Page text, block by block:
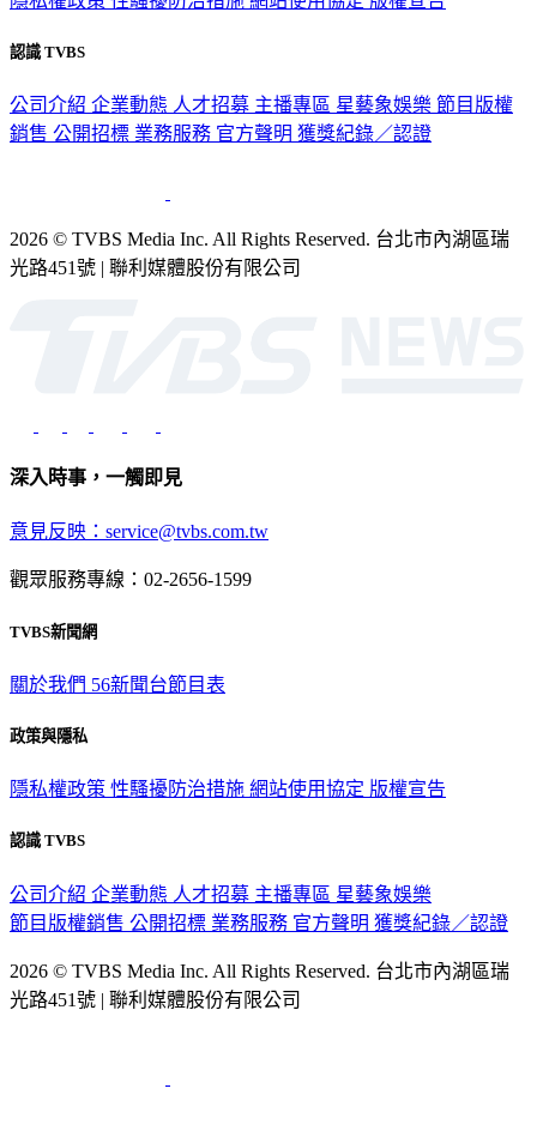
認識 TVBS
公司介紹 企業動態 人才招募 主播專區 星藝象娛樂 節目版權
銷售 公開招標 業務服務 官方聲明 獲獎紀錄／認證
2026 © TVBS Media Inc. All Rights Reserved. 台北市內湖區瑞
光路451號 | 聯利媒體股份有限公司
深入時事，一觸即見
意見反映：service@tvbs.com.tw
觀眾服務專線：02-2656-1599
TVBS新聞網
關於我們 56新聞台節目表
政策與隱私
隱私權政策 性騷擾防治措施 網站使用協定 版權宣告
認識 TVBS
公司介紹 企業動態 人才招募 主播專區 星藝象娛樂
節目版權銷售 公開招標 業務服務 官方聲明 獲獎紀錄／認證
2026 © TVBS Media Inc. All Rights Reserved. 台北市內湖區瑞
光路451號 | 聯利媒體股份有限公司